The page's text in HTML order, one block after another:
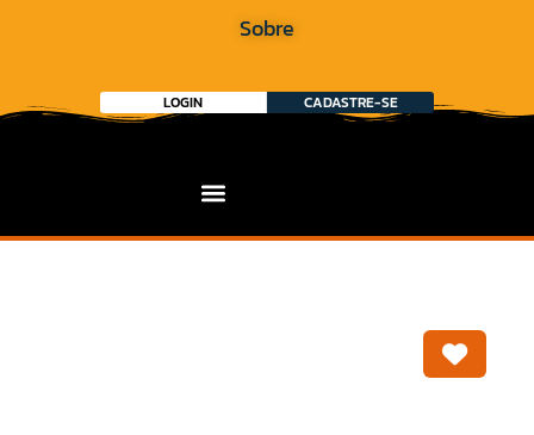
Sobre
LOGIN CADASTRE-SE